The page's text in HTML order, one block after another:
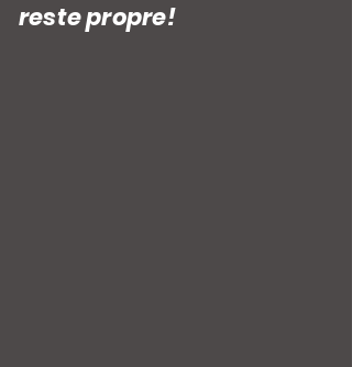
reste propre!